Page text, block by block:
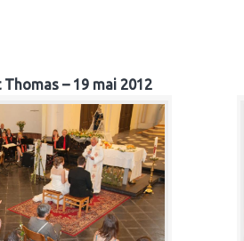
Thomas – 19 mai 2012